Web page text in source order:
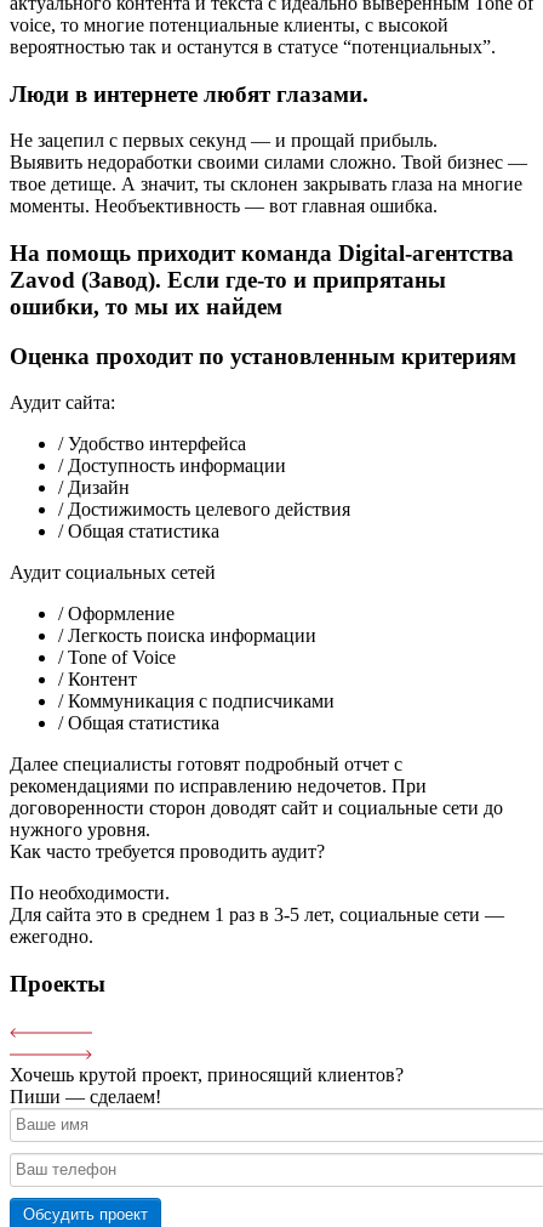
voice, то многие потенциальные клиенты, с высокой
вероятностью так и останутся в статусе “потенциальных”.
Люди в интернете любят глазами.
Не зацепил с первых секунд — и прощай прибыль.
Выявить недоработки своими силами сложно. Твой бизнес —
твое детище. А значит, ты склонен закрывать глаза на многие
моменты. Необъективность — вот главная ошибка.
На помощь приходит команда Digital-агентства
Zavod (Завод). Если где-то и припрятаны
ошибки, то мы их найдем
Оценка проходит по установленным критериям
Аудит сайта:
/ Удобство интерфейса
/ Доступность информации
/ Дизайн
/ Достижимость целевого действия
/ Общая статистика
Аудит социальных сетей
/ Оформление
/ Легкость поиска информации
/ Tone of Voice
/ Контент
/ Коммуникация с подписчиками
/ Общая статистика
Далее специалисты готовят подробный отчет с
рекомендациями по исправлению недочетов. При
договоренности сторон доводят сайт и социальные сети до
нужного уровня.
Как часто требуется проводить аудит?
По необходимости.
Для сайта это в среднем 1 раз в 3-5 лет, социальные сети —
ежегодно.
Проекты
Хочешь крутой проект, приносящий клиентов?
Пиши — сделаем!
Обсудить проект